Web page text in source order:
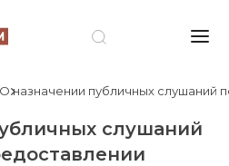
О назначении публичных слушаний
слушаний